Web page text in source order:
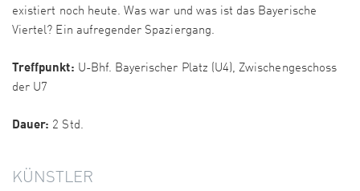
existiert noch heute. Was war und was ist das Bayerische
Viertel? Ein aufregender Spaziergang.
Treffpunkt: U-Bhf. Bayerischer Platz (U4), Zwischengeschoss
der U7
Dauer: 2 Std.
KÜNSTLER